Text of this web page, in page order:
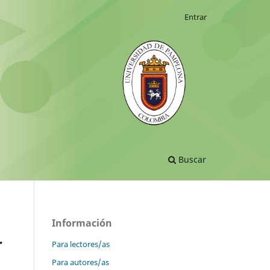
Buscar
Entrar
Información
Para lectores/as
Para autores/as